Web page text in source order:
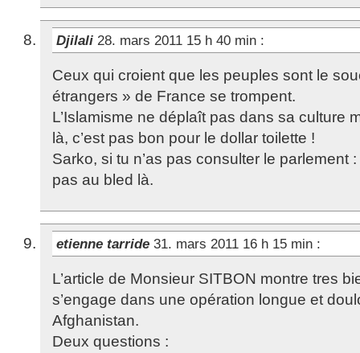
Djilali 28. mars 2011 15 h 40 min :
Ceux qui croient que les peuples sont le
étrangers » de France se trompent.
L’Islamisme ne déplaît pas dans sa culture
là, c’est pas bon pour le dollar toilette !
Sarko, si tu n’as pas consulter le parlement
pas au bled là.
etienne tarride 31. mars 2011 16 h 15 min :
L’article de Monsieur SITBON montre tres
s’engage dans une opération longue et
Afghanistan.
Deux questions :